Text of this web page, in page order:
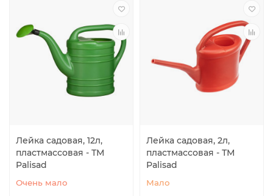
Лейка садовая, 12л,
пластмассовая - ТМ
Palisad
Очень мало
Лейка садовая, 2л,
пластмассовая - ТМ
Palisad
Мало